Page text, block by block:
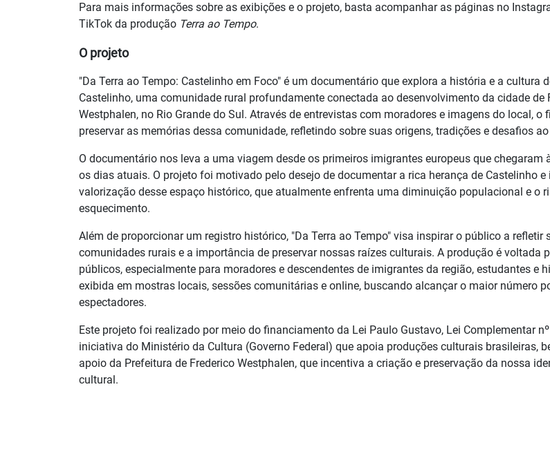
Para mais informações sobre as exibições e o projeto, basta acompanhar as páginas no
TikTok da produção Terra ao Tempo.
O projeto
"Da Terra ao Tempo: Castelinho em Foco" é um documentário que explora a história e a cultura
Castelinho, uma comunidade rural profundamente conectada ao desenvolvimento da cidade de
Westphalen, no Rio Grande do Sul. Através de entrevistas com moradores e imagens do local, o
preservar as memórias dessa comunidade, refletindo sobre suas origens, tradições e desafios
O documentário nos leva a uma viagem desde os primeiros imigrantes europeus que chegaram
os dias atuais. O projeto foi motivado pelo desejo de documentar a rica herança de Castelinho
valorização desse espaço histórico, que atualmente enfrenta uma diminuição populacional e o
esquecimento.
Além de proporcionar um registro histórico, "Da Terra ao Tempo" visa inspirar o público a refletir
comunidades rurais e a importância de preservar nossas raízes culturais. A produção é voltada
públicos, especialmente para moradores e descendentes de imigrantes da região, estudantes e
exibida em mostras locais, sessões comunitárias e online, buscando alcançar o maior número
espectadores.
Este projeto foi realizado por meio do financiamento da Lei Paulo Gustavo, Lei Complementar
iniciativa do Ministério da Cultura (Governo Federal) que apoia produções culturais brasileiras,
apoio da Prefeitura de Frederico Westphalen, que incentiva a criação e preservação da nossa
cultural.